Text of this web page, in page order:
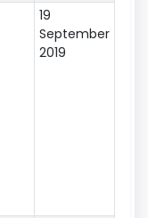
19
September
2019